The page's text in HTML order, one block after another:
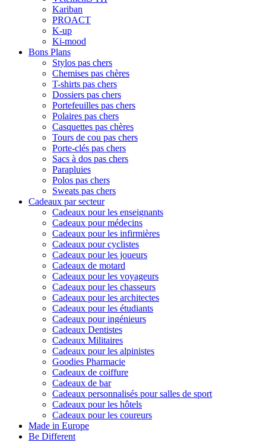
Kariban
PROACT
K-up
Ki-mood
Bons Plans
Stylos pas chers
Chemises pas chères
T-shirts pas chers
Dossiers pas chers
Portefeuilles pas chers
Polaires pas chers
Casquettes pas chères
Tours de cou pas chers
Porte-clés pas chers
Sacs à dos pas chers
Parapluies
Polos pas chers
Sweats pas chers
Cadeaux par secteur
Cadeaux pour les enseignants
Cadeaux pour médecins
Cadeaux pour les infirmières
Cadeaux pour cyclistes
Cadeaux pour les joueurs
Cadeaux de motard
Cadeaux pour les voyageurs
Cadeaux pour les chasseurs
Cadeaux pour les architectes
Cadeaux pour les étudiants
Cadeaux pour ingénieurs
Cadeaux Dentistes
Cadeaux Militaires
Cadeaux pour les alpinistes
Goodies Pharmacie
Cadeaux de coiffure
Cadeaux de bar
Cadeaux personnalisés pour salles de sport
Cadeaux pour les hôtels
Cadeaux pour les coureurs
Made in Europe
Be Different